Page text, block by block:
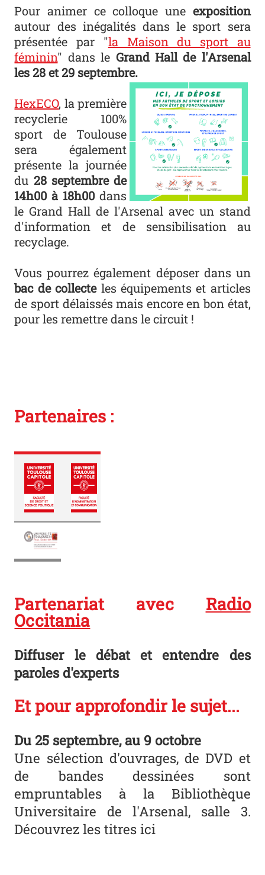
Pour animer ce colloque une exposition
autour des inégalités dans le sport sera
présentée par "la Maison du sport au
féminin" dans le Grand Hall de l'Arsenal
les 28 et 29 septembre.
HEXECO
HexECO, la première
recyclerie 100%
sport de Toulouse
sera également
présente la journée
du 28 septembre de
14h00 à 18h00dans
le Grand Hall de l'Arsenal avec un stand
d'information et de sensibilisation au
recyclage.
Vous pourrez également déposer dans un
bac de collecteles équipements et articles
de sport délaissés mais encore en bon état,
pour les remettre dans le circuit !
Partenaires :
Logo fac de droit
Logo UFRAC
Logo UT3 sports
Partenariat avec Radio
Occitania
Diffuser le débat et entendre des
paroles d'experts
Et pour approfondir le sujet...
Du 25 septembre, au 9 octobre
Une sélection d'ouvrages, de DVD et
de bandes dessinées sont
empruntables à la Bibliothèque
Universitaire de l'Arsenal, salle 3.
Découvrez les titresici